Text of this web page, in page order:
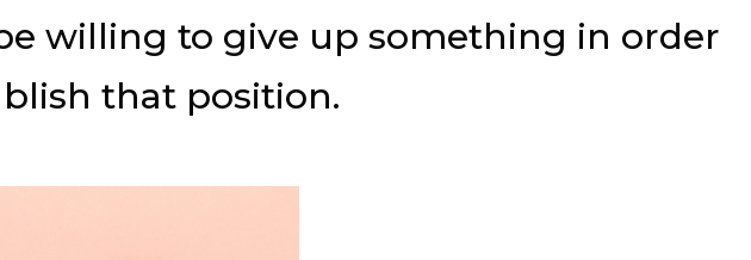
willing to give up something in order
that position.